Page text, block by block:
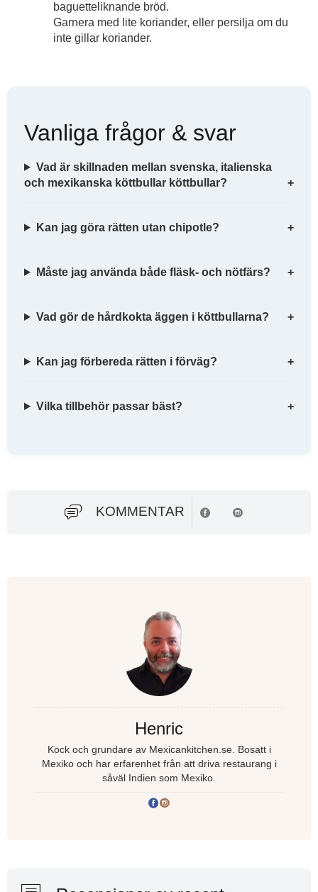
baguetteliknande bröd.
Garnera med lite koriander, eller persilja om du
inte gillar koriander.
Vanliga frågor & svar
Vad är skillnaden mellan svenska, italienska
och mexikanska köttbullar köttbullar?
Kan jag göra rätten utan chipotle?
Måste jag använda både fläsk- och nötfärs?
Vad gör de hårdkokta äggen i köttbullarna?
Kan jag förbereda rätten i förväg?
Vilka tillbehör passar bäst?
KOMMENTAR
Henric
Kock och grundare av Mexicankitchen.se. Bosatt i
Mexiko och har erfarenhet från att driva restaurang i
såväl Indien som Mexiko.